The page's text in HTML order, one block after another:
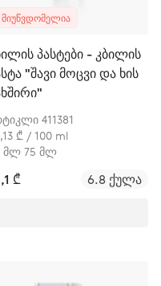
ᲛᲘᲣᲬᲕᲓᲝᲛᲔᲚᲘᲐ
პასტები - კბილის
"შავი მოცვი და ხის
411381
₾ / 100 ml
მლ 75 მლ
₾ 6.8 ქულა